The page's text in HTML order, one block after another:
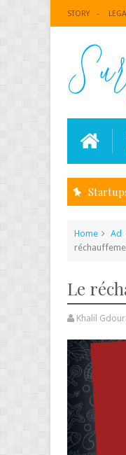
STORY
Home Ad
Le
Khalil